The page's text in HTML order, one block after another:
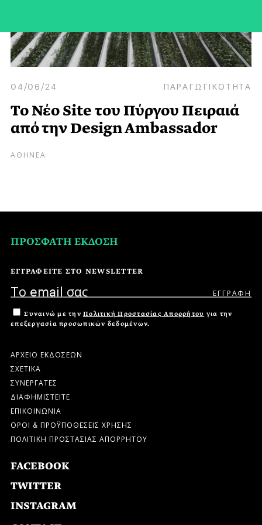
04/06/24 ΠΑΡΑΓΩΓΙΚΟΤΗΤΑ
Το Νέο Site του Πύργου Πειραιά
από την Design Ambassador
ΑΘΗΝΕΑ
ΠΡΟΣΦΑΤΗ ΕΚΔΟΣΗ
ΕΓΓΡΑΦΕΙΤΕ ΣΤΟ NEWSLETTER
Συναινώ με την Πολιτική Προστασίας Απορρήτου για την
επεξεργασία προσωπικών δεδομένων.
ΑΡΧΕΙΟ ΕΚΔΟΣΕΩΝ
ΣΧΕΤΙΚΑ
ΣΥΝΕΡΓΑΤΕΣ
ΔΙΑΦΗΜΙΣΤΕΙΤΕ
ΕΠΙΚΟΙΝΩΝΙΑ
ΟΡΟΙ & ΠΡΟΫΠΟΘΕΣΕΙΣ ΧΡΗΣΗΣ
ΠΟΛΙΤΙΚΗ ΠΡΟΣΤΑΣΙΑΣ ΑΠΟΡΡΗΤΟΥ
FACEBOOK
TWITTER
INSTAGRAM